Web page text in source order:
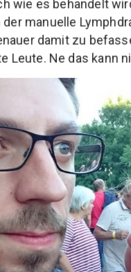
wie es behandelt
der manuelle
damit zu
Leute. Ne das kann